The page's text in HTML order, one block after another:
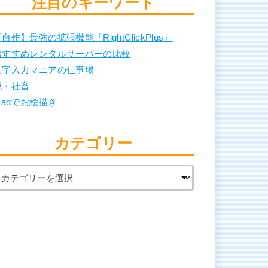
自作】最強の拡張機能「RightClickPlus」
すすめレンタルサーバーの比較
字入力マニアの仕事場
・社畜
でお絵描き
カテゴリー